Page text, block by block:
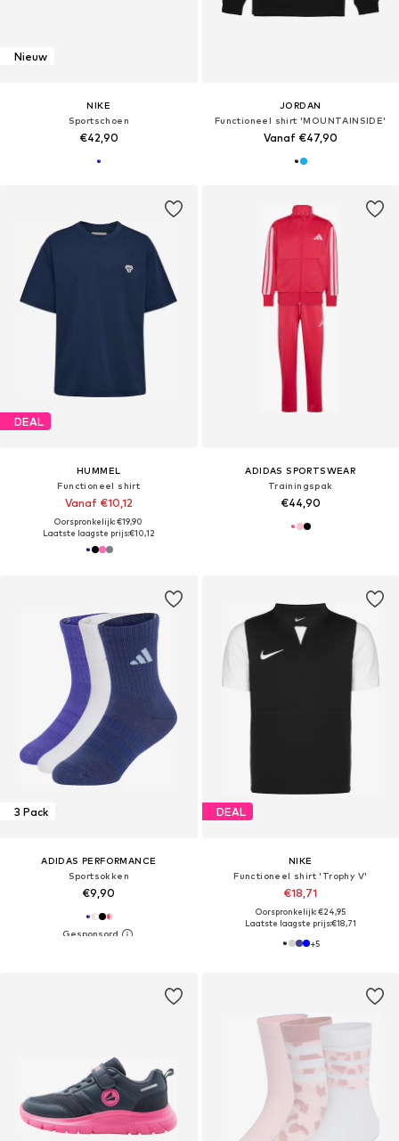
Nieuw
NIKE
Sportschoen
€42,90
JORDAN
Functioneel shirt 'MOUNTAINSIDE'
Vanaf €47,90
DEAL
HUMMEL
Functioneel shirt
Vanaf €10,12
Oorspronkelijk: €19,90
Laatste laagste prijs:€10,12
ADIDAS SPORTSWEAR
Trainingspak
€44,90
3 Pack
ADIDAS PERFORMANCE
Sportsokken
€9,90
DEAL
NIKE
Functioneel shirt 'Trophy V'
€18,71
Oorspronkelijk: €24,95
Laatste laagste prijs:€18,71
+5